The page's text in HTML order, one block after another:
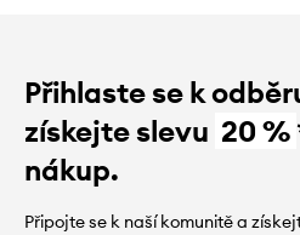
Přihlaste se k
získejte slevu 20 %
nákup.
Připojte se k naší komunitě a